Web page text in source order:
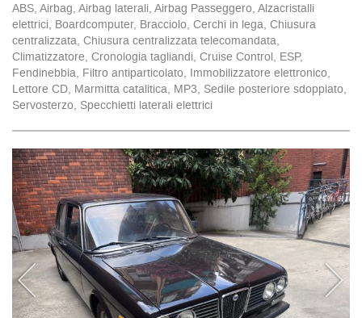
ABS, Airbag, Airbag laterali, Airbag Passeggero, Alzacristalli
elettrici, Boardcomputer, Bracciolo, Cerchi in lega, Chiusura
centralizzata, Chiusura centralizzata telecomandata,
Climatizzatore, Cronologia tagliandi, Cruise Control, ESP,
Fendinebbia, Filtro antiparticolato, Immobilizzatore elettronico,
Lettore CD, Marmitta catalitica, MP3, Sedile posteriore sdoppiato,
Servosterzo, Specchietti laterali elettrici